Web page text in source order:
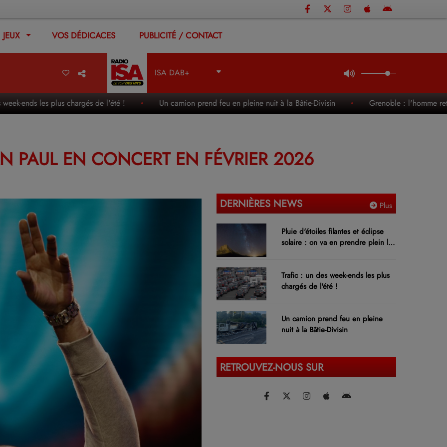
JEUX VOS DÉDICACES PUBLICITÉ / CONTACT
ISA DAB+
les plus chargés de l'été ! Un camion prend feu en pleine nuit à la Bâtie-Divisin Grenoble : l'homme
PAUL EN CONCERT EN FÉVRIER 2026
Plus
DERNIÈRES NEWS
Pluie d'étoiles filantes et éclipse
solaire : on va en prendre plein les
Trafic : un des week-ends les plus
chargés de l'été !
Un camion prend feu en pleine
nuit à la Bâtie-Divisin
RETROUVEZ-NOUS SUR